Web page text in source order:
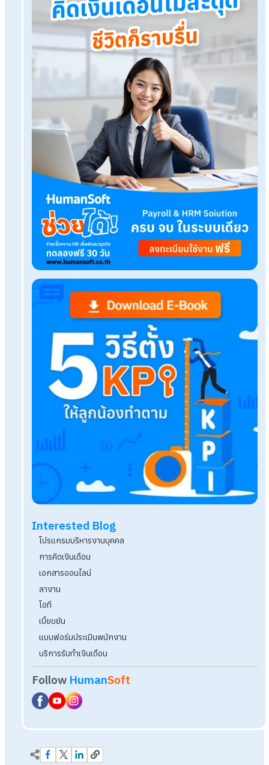
HumanSoft Payroll & HR Solution
Try Free 30 daysAll HR's functions
Free setup service. No expenses at all.
Try it free
Tags:
กินน้ําวันละกี่ลิตร
Related Blog
บริการรับทำเงินเดือน HumanSoft ต่างจากเจ้าอื่น
อย่างไร
การจ่ายโบนัสตามกฎหมาย หักภาษี ณ ที่จ่ายกี่เปอร์เซ็
สรุป HR Trend 2026 ทิศทางการทำงาน HR ในยุค